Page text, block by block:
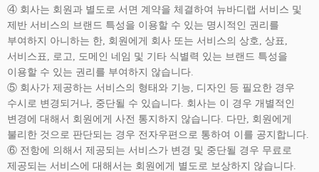
④ 회사는 회원과 별도로 서면 계약을 체결하여 뉴바디랩 서비스 및
제반 서비스의 브랜드 특성을 이용할 수 있는 명시적인 권리를
부여하지 아니하는 한, 회원에게 회사 또는 서비스의 상호, 상표,
서비스표, 로고, 도메인 네임 및 기타 식별력 있는 브랜드 특성을
이용할 수 있는 권리를 부여하지 않습니다.
⑤ 회사가 제공하는 서비스의 형태와 기능, 디자인 등 필요한 경우
수시로 변경되거나, 중단될 수 있습니다. 회사는 이 경우 개별적인
변경에 대해서 회원에게 사전 통지하지 않습니다. 다만, 회원에게
불리한 것으로 판단되는 경우 전자우편으로 통하여 이를 공지합니다.
⑥ 전항에 의해서 제공되는 서비스가 변경 및 중단될 경우 무료로
제공되는 서비스에 대해서는 회원에게 별도로 보상하지 않습니다.